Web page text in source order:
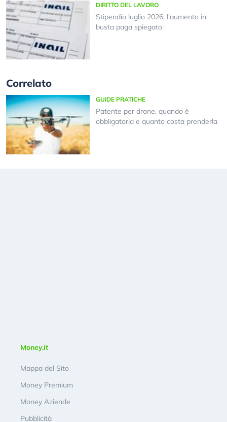
DIRITTO DEL LAVORO
Stipendio luglio 2026, l’aumento in
busta paga spiegato
Correlato
GUIDE PRATICHE
Patente per drone, quando è
obbligatoria e quanto costa prenderla
Money.it
Mappa del Sito
Money Premium
Money Aziende
Pubblicità